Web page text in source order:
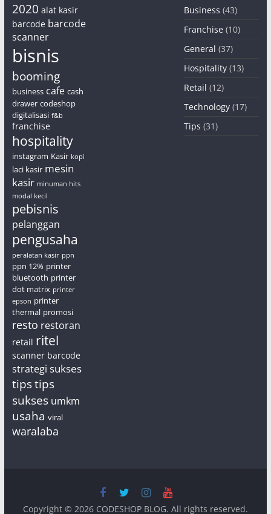
2020 alat kasir
barcode barcode
scanner
bisnis
booming
business cafe cash
drawer codeshop
digitalisasi f&b
franchise
hospitality
instagram Kasir kopi
laci kasir mesin
kasir minuman hits
modal kecil
pebisnis
pelanggan
pengusaha
peralatan kasir ppn
ppn 12% printer
bluetooth printer
dot matrix printer
epson printer
thermal promosi
resto restoran
retail ritel
scanner barcode
strategi sukses
tipstips
sukses umkm
usaha viral
waralaba
Business (43)
Franchise (10)
General (37)
Hospitality (13)
Retail (12)
Technology (17)
Tips (31)
Copyright © 2026 CODESHOP BLOG. All rights reserved.